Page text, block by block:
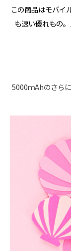
この商品はモバイ
も速い優れもの
5000ｍAhのさら